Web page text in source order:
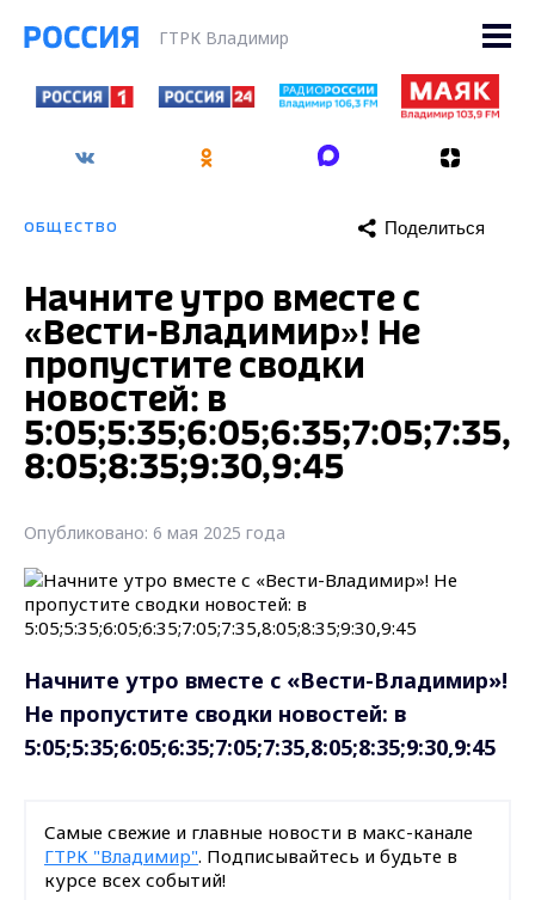
ГТРК Владимир
ОБЩЕСТВО Поделиться
Начните утро вместе с
«Вести-Владимир»! Не
пропустите сводки
новостей: в
5:05;5:35;6:05;6:35;7:05;7:35,
8:05;8:35;9:30,9:45
Опубликовано: 6 мая 2025 года
Начните утро вместе с «Вести-Владимир»!
Не пропустите сводки новостей: в
5:05;5:35;6:05;6:35;7:05;7:35,8:05;8:35;9:30,9:45
Самые свежие и главные новости в макс-канале
ГТРК "Владимир". Подписывайтесь и будьте в
курсе всех событий!